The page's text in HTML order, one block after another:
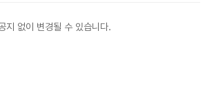
지 없이 변경될 수 있습니다.